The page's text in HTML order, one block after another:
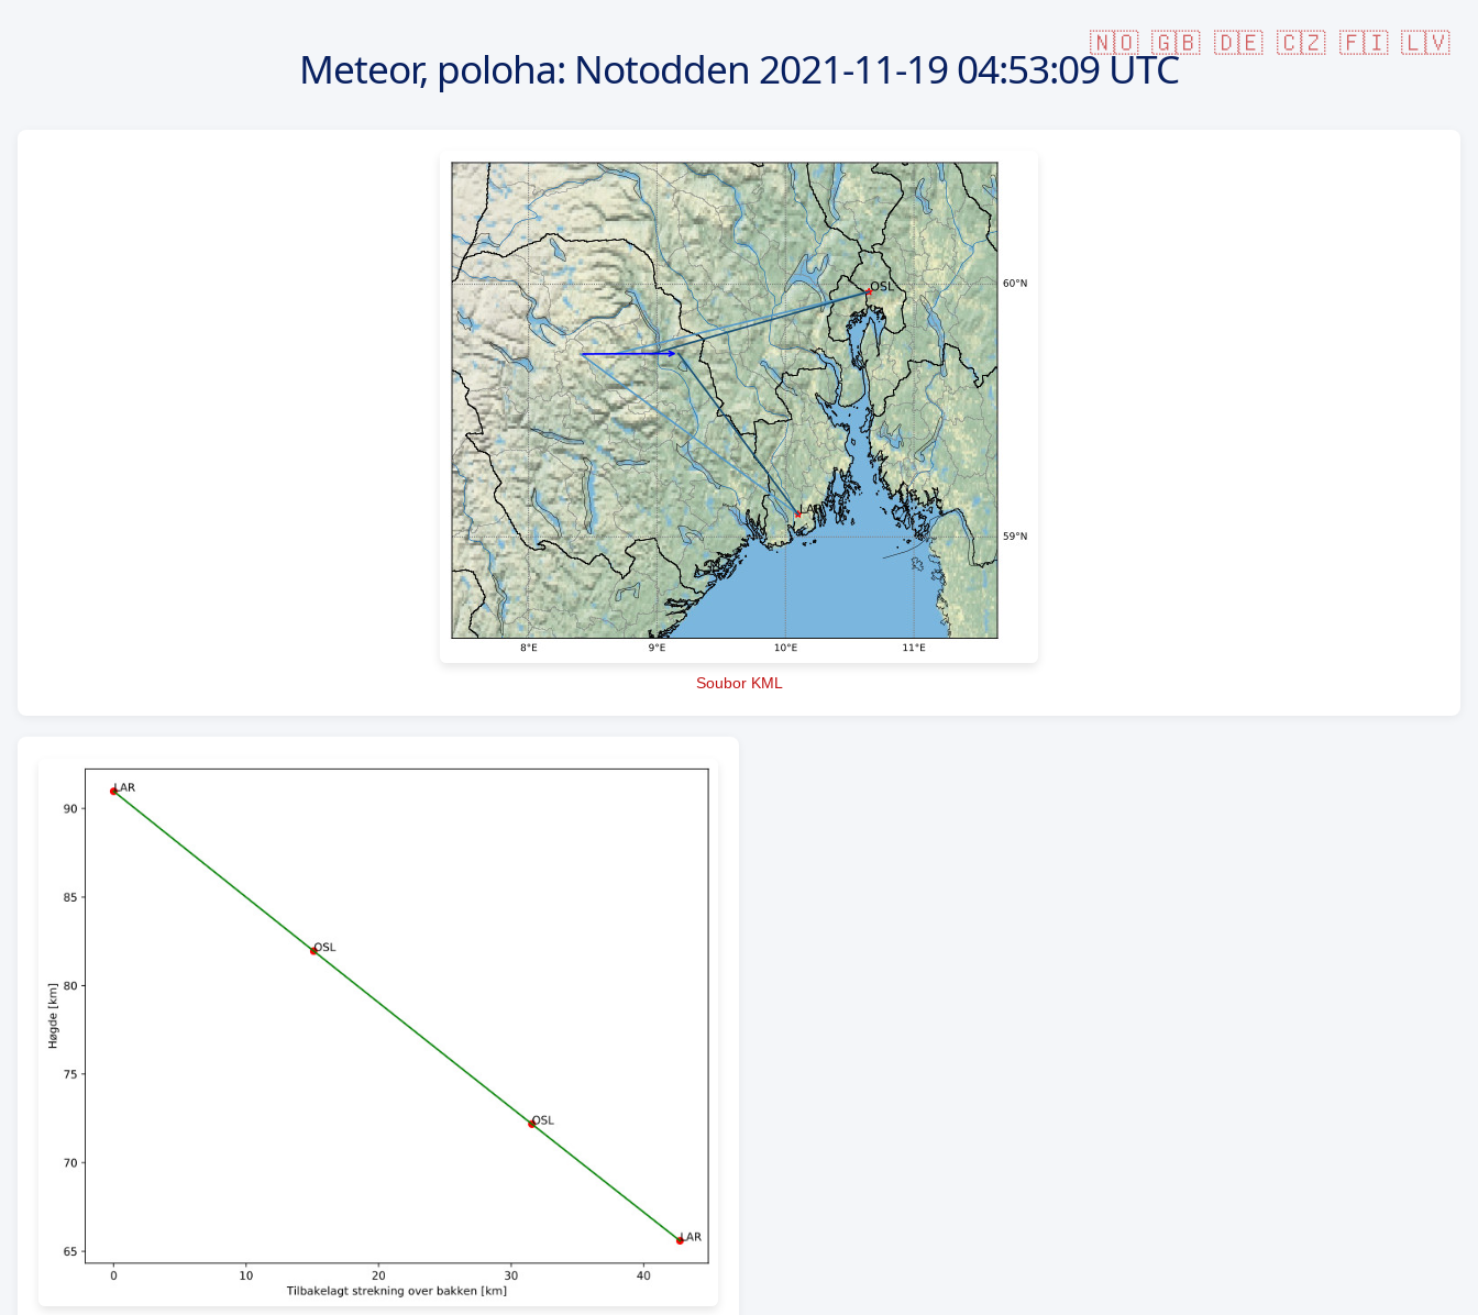
🇳🇴 🇬🇧 🇩🇪 🇨🇿 🇫🇮 🇱🇻
Meteor, poloha: Notodden 2021-11-1904:53:09 UTC
Soubor KML